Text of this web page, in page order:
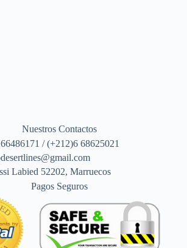
Nuestros Contactos
/ (+212)6 68625021
Labied 52202, Marruecos
Pagos Seguros